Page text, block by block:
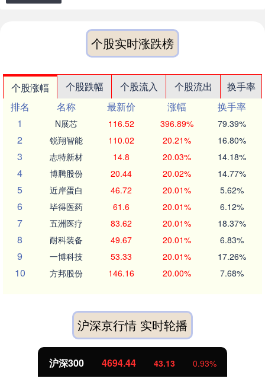
个股实时涨跌榜
个股涨幅 个股跌幅 个股流入 个股流出
换手率
排名
名称 最新价 涨幅
换手率
1
N展芯 116.52 396.89% 79.39%
2 锐翔智能 110.02 20.21% 16.80%
3 志特新材 14.8 20.03% 14.18%
4 博腾股份 20.44 20.02% 14.77%
5 近岸蛋白 46.72 20.01% 5.62%
6 毕得医药 61.6 20.01% 6.12%
7 五洲医疗 83.62 20.01% 18.37%
8 耐科装备 49.67 20.01% 6.83%
9 一博科技 53.33 20.01% 17.26%
10 方邦股份 146.16 20.00% 7.68%
沪深京行情 实时轮播
沪深300 4694.44 43.13 0.93%